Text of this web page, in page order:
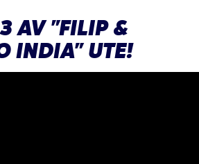
AV ”FILIP &
INDIA” UTE!